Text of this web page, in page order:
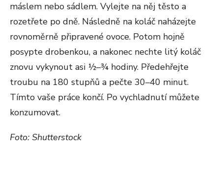
máslem nebo sádlem. Vylejte na něj těsto a
rozetřete po dně. Následně na koláč naházejte
rovnoměrně připravené ovoce. Potom hojně
posypte drobenkou, a nakonec nechte litý koláč
znovu vykynout asi ½–¾ hodiny. Předehřejte
troubu na 180 stupňů a pečte 30–40 minut.
Tímto vaše práce končí. Po vychladnutí můžete
konzumovat.
Foto: Shutterstock